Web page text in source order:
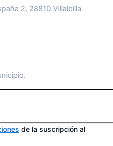
2, 28810 Villalbilla
de la suscripción al